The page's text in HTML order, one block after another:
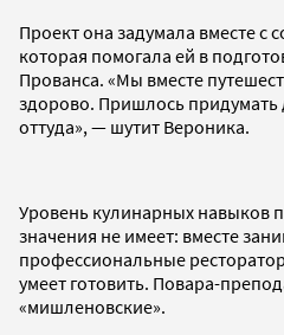
Проект она задумала вместе с
которая помогала ей в
Прованса. «Мы вместе
здорово. Пришлось придумать
оттуда», — шутит Вероника.
Уровень кулинарных навыков
значения не имеет: вместе
профессиональные
умеет готовить. Повара-
«мишленовские».